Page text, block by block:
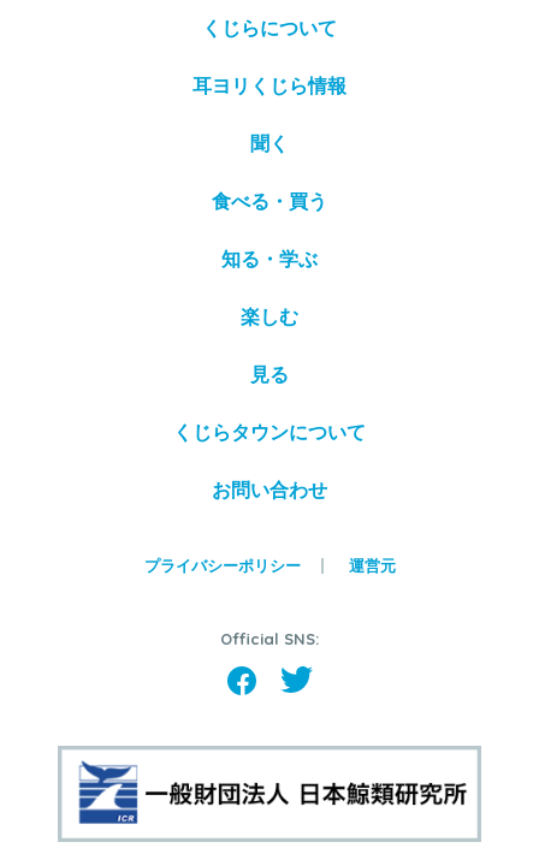
くじらについて
耳ヨリくじら情報
聞く
食べる・買う
知る・学ぶ
楽しむ
見る
くじらタウンについて
お問い合わせ
プライバシーポリシー 運営元
Official SNS: